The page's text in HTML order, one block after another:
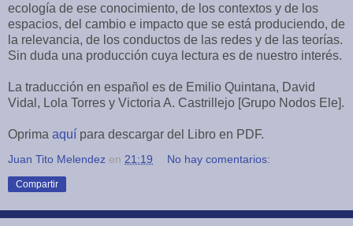
ecología de ese conocimiento, de los contextos y de los
espacios, del cambio e impacto que se está produciendo, de
la relevancia, de los conductos de las redes y de las teorías.
Sin duda una producción cuya lectura es de nuestro interés.
La traducción en español es de Emilio Quintana, David
Vidal, Lola Torres y Victoria A. Castrillejo [Grupo Nodos Ele].
Oprima aquí para descargar del Libro en PDF.
Juan Tito Melendez en 21:19 No hay comentarios:
Compartir